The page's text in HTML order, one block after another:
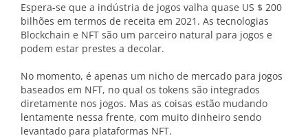
Espera-se que a indústria de jogos valha quase US $ 200
bilhões em termos de receita em 2021. As tecnologias
Blockchain e NFT são um parceiro natural para jogos e
podem estar prestes a decolar.
No momento, é apenas um nicho de mercado para jogos
baseados em NFT, no qual os tokens são integrados
diretamente nos jogos. Mas as coisas estão mudando
lentamente nessa frente, com muito dinheiro sendo
levantado para plataformas NFT.